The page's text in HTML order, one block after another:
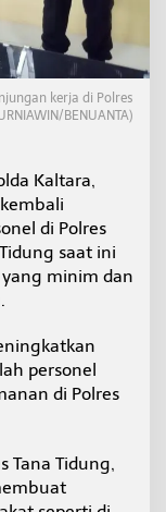
kerja di Polres
BENUANTA)
Kaltara,
di Polres
saat ini
minim dan
personel
di Polres
Tana Tidung,